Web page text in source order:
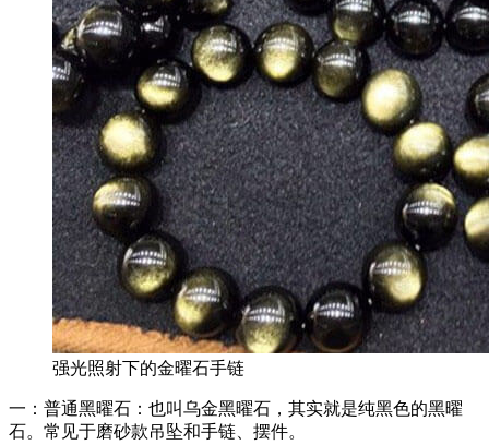
强光照射下的金曜石手链
一：普通黑曜石：也叫乌金黑曜石，其实就是纯黑色的黑曜
石。常见于磨砂款吊坠和手链、摆件。